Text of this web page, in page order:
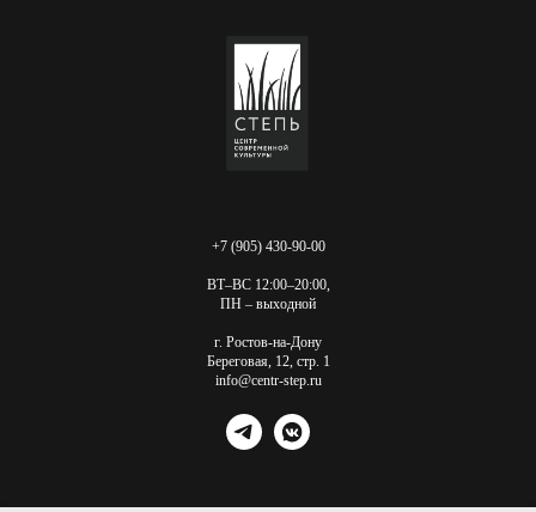
+7 (905) 430-90-00
ВТ–ВС 12:00–20:00,
ПН – выходной
г. Ростов-на-Дону
Береговая, 12, стр. 1
info@centr-step.ru